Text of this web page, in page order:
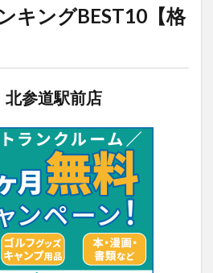
キングBEST10【格
参道駅前店